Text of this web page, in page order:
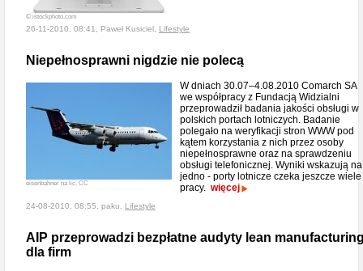
© istockphoto.com
26-11-2010, 08:41, Paweł Kusiciel, Lifestyle
Niepełnosprawni nigdzie nie polecą
eisenbahner na lic. CC
W dniach 30.07–4.08.2010 Comarch SA
we współpracy z Fundacją Widzialni
przeprowadził badania jakości obsługi w
polskich portach lotniczych. Badanie
polegało na weryfikacji stron WWW pod
kątem korzystania z nich przez osoby
niepełnosprawne oraz na sprawdzeniu
obsługi telefonicznej. Wyniki wskazują na
jedno - porty lotnicze czeka jeszcze wiele
pracy. więcej
24-08-2010, 08:55, paku, Lifestyle
AIP przeprowadzi bezpłatne audyty lean
dla firm